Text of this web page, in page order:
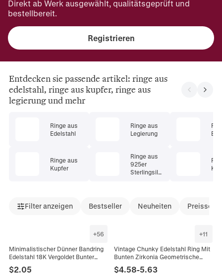
Direkt ab Werk ausgewählt, qualitätsgeprüft und
bestellbereit.
Registrieren
Entdecken sie passende artikel: ringe aus
edelstahl, ringe aus kupfer, ringe aus
legierung und mehr
Ringe aus
Edelstahl
Ringe aus
Kupfer
Ringe aus
Legierung
Ringe aus
925er
Sterlingsilb
Filter anzeigen Bestseller Neuheiten
+56
Minimalistischer Dünner Bandring
Edelstahl 18K Vergoldet Bunter
Zirkon Geburtsstein Stapelbarer
Schmuck Für Frauen
$2.05
+11
Vintage Chunky Edelstahl Ring Mit
Bunten Zirkonia Geometrische
Kuppel Band Wasserdicht
Hypoallergen Mode Schmuck
$4.58-5.63